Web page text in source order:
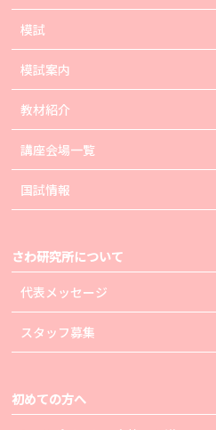
模試
模試案内
教材紹介
講座会場一覧
国試情報
さわ研究所について
代表メッセージ
スタッフ募集
初めての方へ